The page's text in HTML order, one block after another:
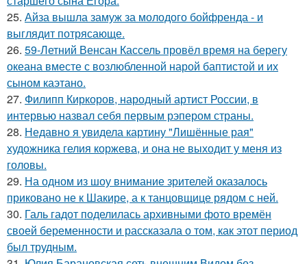
25. Айза вышла замуж за молодого бойфренда - и
выглядит потрясающе.
26. 59-Летний Венсан Кассель провёл время на берегу
океана вместе с возлюбленной нарой баптистой и их
сыном каэтано.
27. Филипп Киркоров, народный артист России, в
интервью назвал себя первым рэпером страны.
28. Недавно я увидела картину "Лишённые рая"
художника гелия коржева, и она не выходит у меня из
головы.
29. На одном из шоу внимание зрителей оказалось
приковано не к Шакире, а к танцовщице рядом с ней.
30. Галь гадот поделилась архивными фото времён
своей беременности и рассказала о том, как этот период
был трудным.